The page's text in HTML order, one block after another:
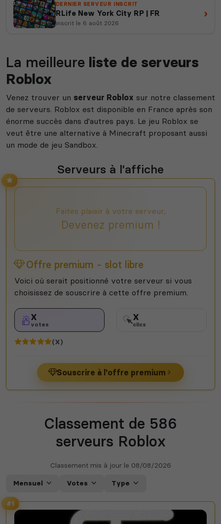
DERNIER SERVEUR INSCRIT
RLife New York City RP | FR
inscrit le 6 août 2026
›
La meilleure liste de serveurs
Roblox
Venez trouver un serveur Roblox sur notre classement
de serveurs. Roblox est disponible en France après son
énorme succès dans d'autres pays. Le jeu Roblox se
veut être une alternative à Minecraft proposant aussi
un mode de jeu Sandbox.
Serveurs à l'affiche
Faites plaisir à votre serveur,
Devenez premium !
Offre premium - slot libre
Voici où serait positionné votre serveur si vous
choisissez de souscrire à cette offre premium.
X
votes
X
clics
(X)
Souscrire à l'offre premium
Classement de 586
serveurs Roblox
Classement mis à jour le 08/08/2026
Mensuel Votes Type
#1